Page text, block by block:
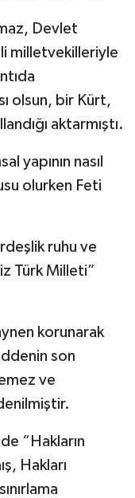
Devlet
milletvekilleriyle
olsun, bir Kürt,
aktarmıştı.
yapının nasıl
olurken Feti
ruhu ve
Türk Milleti”
korunarak
son
ve
“Hakların
Hakları